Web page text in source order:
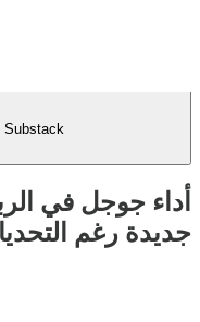
Substack
جديدة رغم